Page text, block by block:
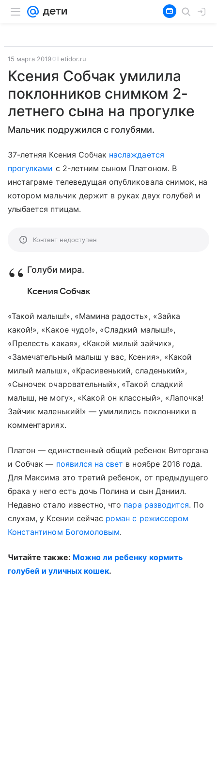
15 марта 2019 Letidor.ru
Ксения Собчак умилила
поклонников снимком 2-
летнего сына на прогулке
Мальчик подружился с голубями.
37-летняя Ксения Собчак наслаждается
прогулками с 2-летним сыном Платоном. В
инстаграме телеведущая опубликовала снимок, на
котором мальчик держит в руках двух голубей и
улыбается птицам.
Контент недоступен
Голуби мира.
Ксения Собчак
«Такой малыш!», «Мамина радость», «Зайка
какой!», «Какое чудо!», «Сладкий малыш!»,
«Прелесть какая», «Какой милый зайчик»,
«Замечательный малыш у вас, Ксения», «Какой
милый малыш», «Красивенький, сладенький»,
«Сыночек очаровательный», «Такой сладкий
малыш, не могу», «Какой он классный», «Лапочка!
Зайчик маленький!» — умилились поклонники в
комментариях.
Платон — единственный общий ребенок Виторгана
и Собчак — появился на свет в ноябре 2016 года.
Для Максима это третий ребенок, от предыдущего
брака у него есть дочь Полина и сын Даниил.
Недавно стало известно, что пара разводится. По
слухам, у Ксении сейчас роман с режиссером
Константином Богомоловым.
Читайте также: Можно ли ребенку кормить
голубей и уличных кошек.